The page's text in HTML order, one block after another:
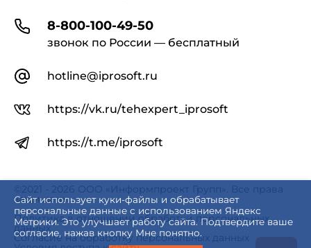
Сайт использует куки-файлы и обрабатывает
персональные данные с использованием Яндекс
Метрики. Это улучшает работу сайта. Подтвердите ваше
согласие, нажав кнопку Мне понятно.
8-800-100-49-50
звонок по России — бесплатный
hotline@iprosoft.ru
https://vk.ru/tehexpert_iprosoft
https://t.me/iprosoft
©2021 - 2026 ООО «Информпроект Групп». Все права
защищены.
Политика в отношении обработки персональных
данных
Согласие на обработку персональных данных